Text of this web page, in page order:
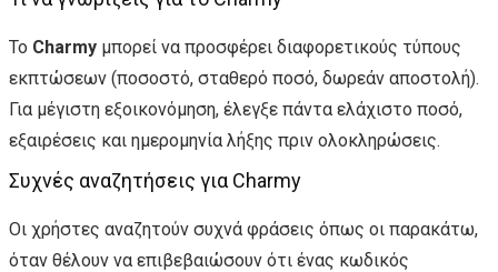
Το Charmy μπορεί να προσφέρει διαφορετικούς τύπους
εκπτώσεων (ποσοστό, σταθερό ποσό, δωρεάν αποστολή).
Για μέγιστη εξοικονόμηση, έλεγξε πάντα ελάχιστο ποσό,
εξαιρέσεις και ημερομηνία λήξης πριν ολοκληρώσεις.
Συχνές αναζητήσεις για Charmy
Οι χρήστες αναζητούν συχνά φράσεις όπως οι παρακάτω,
όταν θέλουν να επιβεβαιώσουν ότι ένας κωδικός